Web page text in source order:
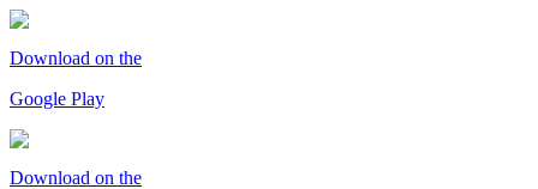
Download on the
Google Play
Download on the